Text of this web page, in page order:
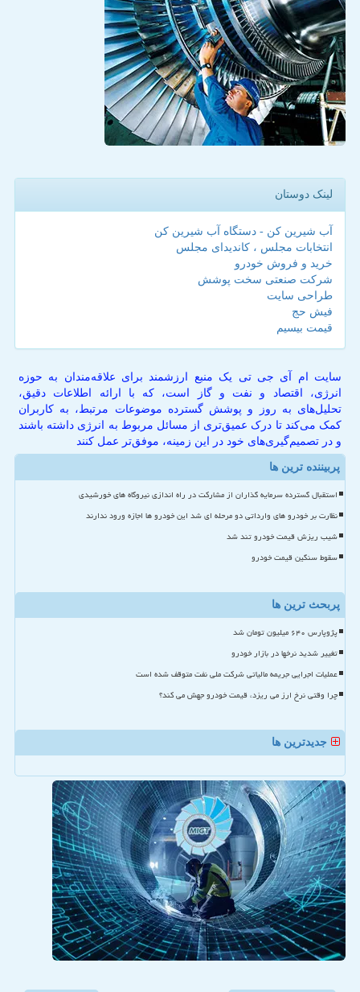
لینک دوستان
آب شیرین کن - دستگاه آب شیرین کن
انتخابات مجلس ، کاندیدای مجلس
خرید و فروش خودرو
شرکت صنعتی سخت پوشش
طراحی سایت
فیش حج
قیمت بیسیم
سایت ام آی جی تی یک منبع ارزشمند برای علاقه‌مندان به حوزه
انرژی، اقتصاد و نفت و گاز است، که با ارائه اطلاعات دقیق،
تحلیل‌های به روز و پوشش گسترده موضوعات مرتبط، به کاربران
کمک می‌کند تا درک عمیق‌تری از مسائل مربوط به انرژی داشته باشند
و در تصمیم‌گیری‌های خود در این زمینه، موفق‌تر عمل کنند
پربیننده ترین ها
استقبال گسترده سرمایه گذاران از مشارکت در راه اندازی نیروگاه های خورشیدی
نظارت بر خودرو های وارداتی دو مرحله ای شد این خودرو ها اجازه ورود ندارند
شیب ریزش قیمت خودرو تند شد
سقوط سنگین قیمت خودرو
پربحث ترین ها
پژوپارس ۶۴۰ میلیون تومان شد
تغییر شدید نرخها در بازار خودرو
عملیات اجرایی جریمه مالیاتی شرکت ملی نفت متوقف شده است
چرا وقتی نرخ ارز می ریزد، قیمت خودرو جهش می کند؟
جدیدترین ها